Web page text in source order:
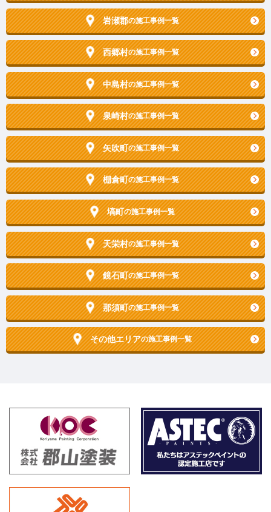
岩瀬郡の施工事例一覧
西郷村の施工事例一覧
中島村の施工事例一覧
泉崎村の施工事例一覧
矢吹町の施工事例一覧
棚倉町の施工事例一覧
塙町の施工事例一覧
天栄村の施工事例一覧
鏡石町の施工事例一覧
那須町の施工事例一覧
その他エリアの施工事例一覧